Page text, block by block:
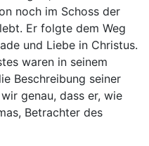
noch im Schoss der
Er folgte dem Weg
und Liebe in Christus.
waren in seinem
Beschreibung seiner
genau, dass er, wie
Betrachter des